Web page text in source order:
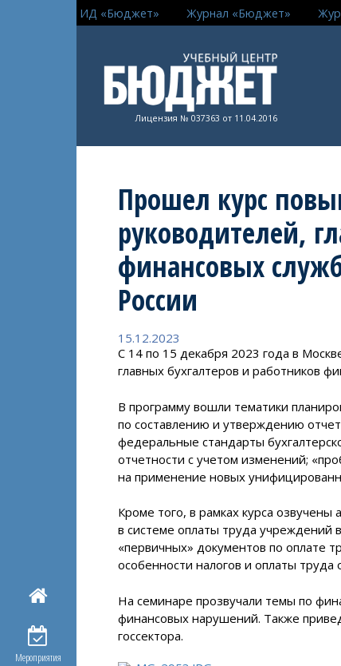
Мероприятия
ИД «Бюджет» Журнал «Бюджет»
Лицензия № 037363 от 11.04.2016
Прошел курс
руководителей,
финансовых
России
15.12.2023
С 14 по 15 декабря 2023 года в
главных бухгалтеров и работников
В программу вошли тематики
по составлению и утверждению
федеральные стандарты
отчетности с учетом изменений;
на применение новых
Кроме того, в рамках курса
в системе оплаты труда учреждений
«первичных» документов по оплате
особенности налогов и оплаты
На семинаре прозвучали темы по
финансовых нарушений. Также
госсектора.